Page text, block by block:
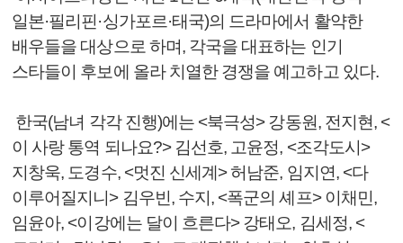
일본·필리핀·싱가포르·태국)의 드라마에서 활약한
배우들을 대상으로 하며, 각국을 대표하는 인기
스타들이 후보에 올라 치열한 경쟁을 예고하고 있다.
한국(남녀 각각 진행)에는 <북극성> 강동원, 전지현, <
이 사랑 통역 되나요?> 김선호, 고윤정, <조각도시>
지창욱, 도경수, <멋진 신세계> 허남준, 임지연, <다
이루어질지니> 김우빈, 수지, <폭군의 셰프> 이채민,
임윤아, <이강에는 달이 흐른다> 강태오, 김세정, <